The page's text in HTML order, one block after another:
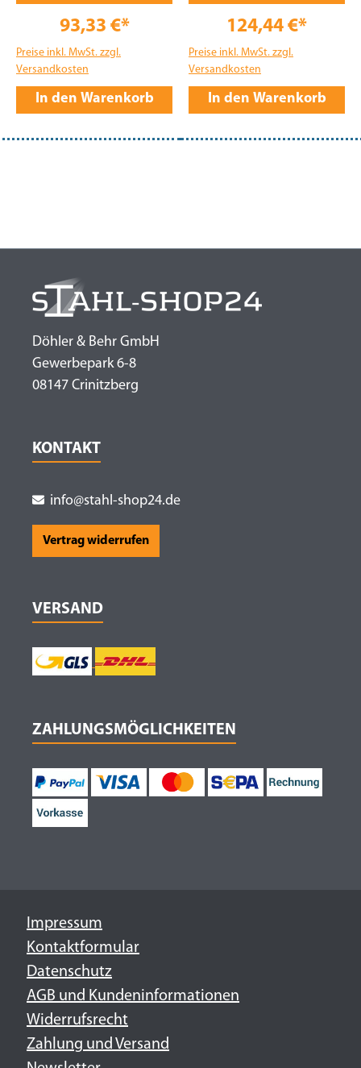
93,33 €*
Preise inkl. MwSt. zzgl.
Versandkosten
In den Warenkorb
124,44 €*
Preise inkl. MwSt. zzgl.
Versandkosten
In den Warenkorb
Döhler & Behr GmbH
Gewerbepark 6-8
08147 Crinitzberg
KONTAKT
info@stahl-shop24.de
Vertrag widerrufen
VERSAND
ZAHLUNGSMÖGLICHKEITEN
Impressum
Kontaktformular
Datenschutz
AGB und Kundeninformationen
Widerrufsrecht
Zahlung und Versand